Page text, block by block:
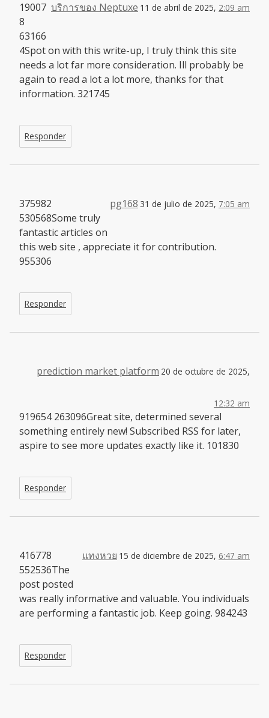
บริการของ Neptuxe 11 de abril de 2025, 2:09 am
19007
8
63166
4Spot on with this write-up, I truly think this site
needs a lot far more consideration. Ill probably be
again to read a lot a lot more, thanks for that
information. 321745
Responder
pg168 31 de julio de 2025, 7:05 am
375982
530568Some truly
fantastic articles on
this web site , appreciate it for contribution.
955306
Responder
prediction market platform 20 de octubre de 2025,
12:32 am
919654 263096Great site, determined several
something entirely new! Subscribed RSS for later,
aspire to see more updates exactly like it. 101830
Responder
แทงหวย 15 de diciembre de 2025, 6:47 am
416778
552536The
post posted
was really informative and valuable. You individuals
are performing a fantastic job. Keep going. 984243
Responder